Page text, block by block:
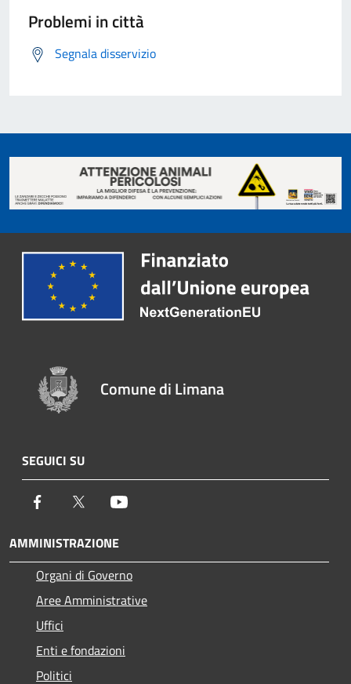
Problemi in città
Segnala disservizio
Comune di Limana
SEGUICI SU
Facebook Twitter
AMMINISTRAZIONE
Organi di Governo
Aree Amministrative
Uffici
Enti e fondazioni
Politici